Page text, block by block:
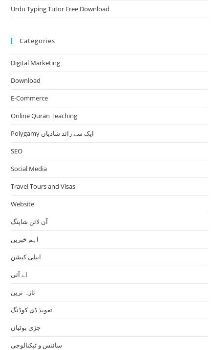
Urdu Typing Tutor Free Download
Categories
Digital Marketing
Download
E-Commerce
Online Quran Teaching
Polygamy ایک سے زائد شادیاں
SEO
Social Media
Travel Tours and Visas
Website
آن لائن شاپنگ
اہم خبریں
ایپلی کیشن
اے آئی
تازہ ترین
تعویذ ڈی کوڈنگ
جڑی بوٹیاں
سائنس و ٹیکنالوجی